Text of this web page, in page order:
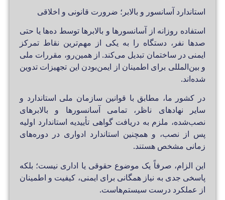
استاندارد آسانسور و بالابر؛ ضرورت قانونی و اخلاقی
استفاده روزانه از آسانسورها و بالابرها توسط ده‌ها یا حتی
صدها نفر، دستگاه را به یکی از مهم‌ترین نقاط تمرکز
ایمنی در ساختمان تبدیل می‌کند. از همین‌رو، مقررات ملی
و بین‌المللی برای اطمینان از ایمن‌بودن این تجهیزات تدوین
شده‌اند.
در کشور ما، مطابق با قوانین سازمان ملی استاندارد و
سایر نهادهای ناظر، تمامی آسانسورها و بالابرهای
نصب‌شده، ملزم به دریافت گواهی تأییدیه استاندارد اولیه
پس از نصب، و همچنین استاندارد ادواری در دوره‌های
زمانی مشخص هستند.
این الزام، صرفاً یک موضوع حقوقی یا اداری نیست؛ بلکه
پاسخی جدی به نیاز همگانی برای ایمنی، کیفیت و اطمینان
از عملکرد درست سیستم‌هاست.